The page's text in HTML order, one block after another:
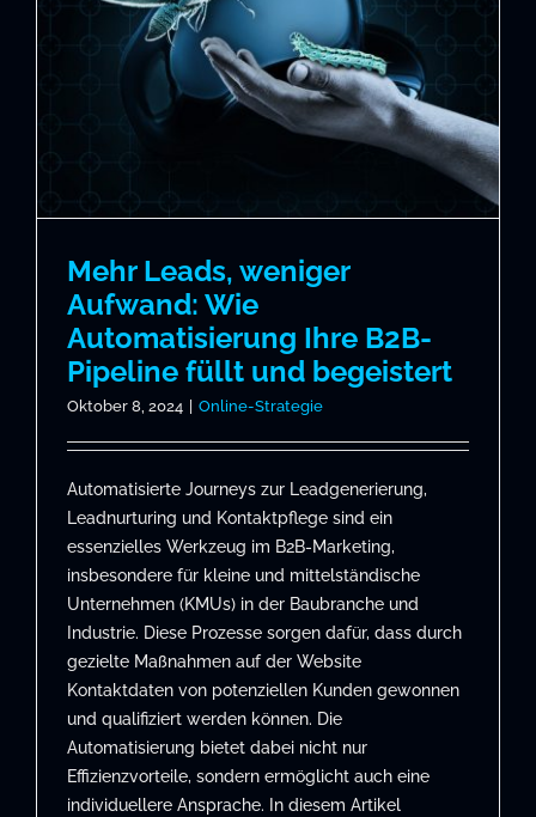
Mehr Leads, weniger
Aufwand: Wie
Automatisierung Ihre B2B-
Pipeline füllt und begeistert
Oktober 8, 2024 Online-Strategie
Automatisierte Journeys zur Leadgenerierung,
Leadnurturing und Kontaktpflege sind ein
essenzielles Werkzeug im B2B-Marketing,
insbesondere für kleine und mittelständische
Unternehmen (KMUs) in der Baubranche und
Industrie. Diese Prozesse sorgen dafür, dass durch
gezielte Maßnahmen auf der Website
Kontaktdaten von potenziellen Kunden gewonnen
und qualifiziert werden können. Die
Automatisierung bietet dabei nicht nur
Effizienzvorteile, sondern ermöglicht auch eine
individuellere Ansprache. In diesem Artikel